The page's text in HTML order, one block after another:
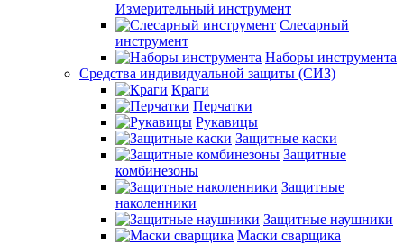
Измерительный инструмент
Слесарный
инструмент
Наборы инструмента
Средства индивидуальной защиты (СИЗ)
Краги
Перчатки
Рукавицы
Защитные каски
Защитные
комбинезоны
Защитные
наколенники
Защитные наушники
Маски сварщика